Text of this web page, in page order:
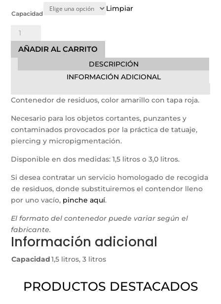
desde
10,00€
Capacidad
Limpiar
Contenedor
de
Residuos
AÑADIR AL CARRITO
DESCRIPCIÓN
INFORMACIÓN ADICIONAL
Contenedor de residuos, color amarillo con tapa roja.
Necesario para los objetos cortantes, punzantes y
contaminados provocados por la práctica de tatuaje,
piercing y micropigmentación.
Disponible en dos medidas: 1,5 litros o 3,0 litros.
Si desea contratar un servicio homologado de recogida
de residuos, donde substituiremos el contendor lleno
por uno vacío, pinche aquí.
El formato del contenedor puede variar según el
fabricante.
Información adicional
Capacidad1,5 litros, 3 litros
PRODUCTOS DESTACADOS